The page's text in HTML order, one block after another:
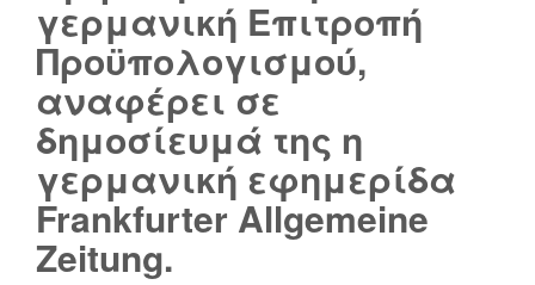
γερμανική Επιτροπή
Προϋπολογισμού,
αναφέρει σε
δημοσίευμά της η
γερμανική εφημερίδα
Frankfurter Allgemeine
Zeitung.
Σ
Ο
Δ
Η
Γ
Ε
Σ
Γ
Ι